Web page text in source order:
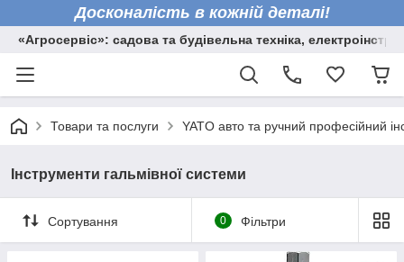
Досконалість в кожній деталі!
«Агросервіс»: садова та будівельна техніка,
Товари та послуги YATO авто та ручний професійний
Інструменти гальмівної системи
Сортування 0 Фільтри